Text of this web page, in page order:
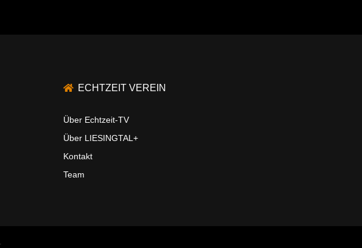
ECHTZEIT VEREIN
Über Echtzeit-TV
Über LIESINGTAL+
Kontakt
Team